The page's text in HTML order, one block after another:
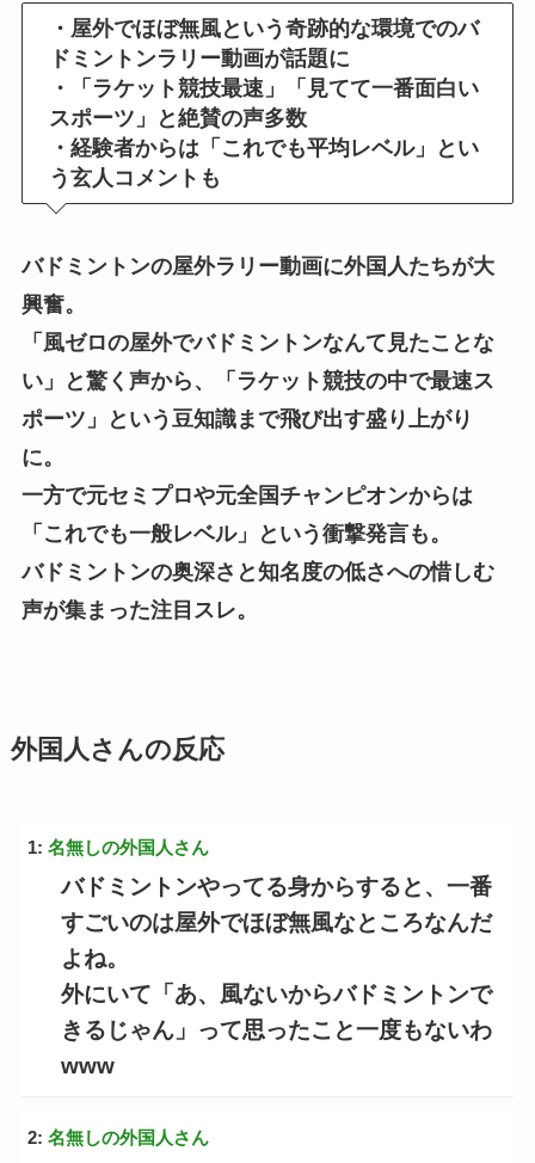
・屋外でほぼ無風という奇跡的な環境でのバ
ドミントンラリー動画が話題に
・「ラケット競技最速」「見てて一番面白い
スポーツ」と絶賛の声多数
・経験者からは「これでも平均レベル」とい
う玄人コメントも
バドミントンの屋外ラリー動画に外国人たちが大
興奮。
「風ゼロの屋外でバドミントンなんて見たことな
い」と驚く声から、「ラケット競技の中で最速ス
ポーツ」という豆知識まで飛び出す盛り上がり
に。
一方で元セミプロや元全国チャンピオンからは
「これでも一般レベル」という衝撃発言も。
バドミントンの奥深さと知名度の低さへの惜しむ
声が集まった注目スレ。
外国人さんの反応
1: 名無しの外国人さん
バドミントンやってる身からすると、一番
すごいのは屋外でほぼ無風なところなんだ
よね。
外にいて「あ、風ないからバドミントンで
きるじゃん」って思ったこと一度もないわ
www
2: 名無しの外国人さん